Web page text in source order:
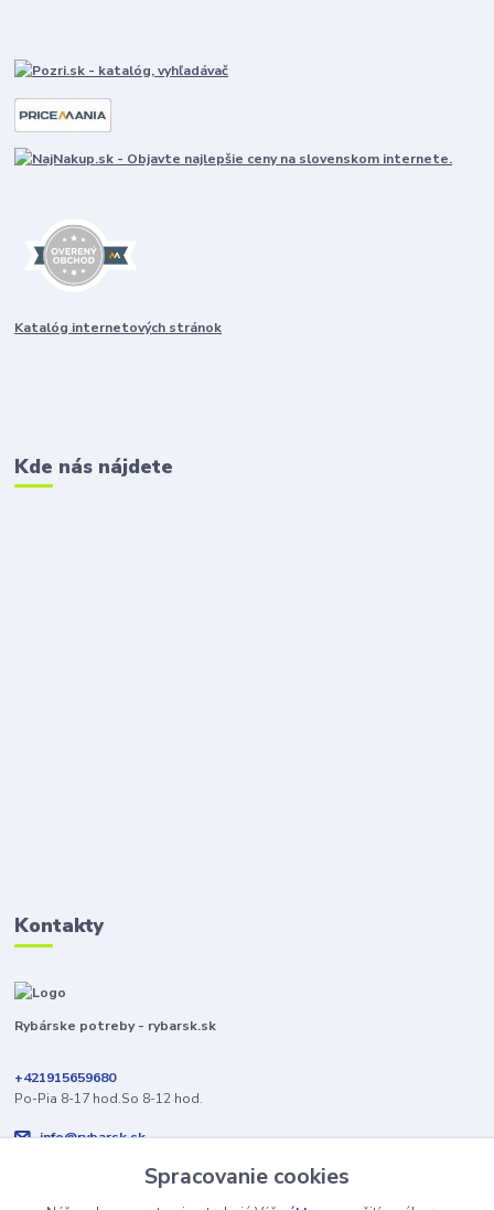
Katalóg internetových stránok
Kde nás nájdete
Kontakty
Rybárske potreby - rybarsk.sk
+421915659680
Po-Pia 8-17 hod.So 8-12 hod.
info@rybarsk.sk
Spracovanie cookies